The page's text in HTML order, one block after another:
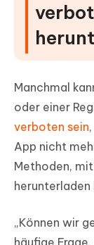
Manchmal
oder einer
verboten sein
App nicht
Methoden,
herunterladen
„Können wir